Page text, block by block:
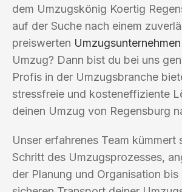
dem Umzugskönig Koertig
auf der Suche nach einem
preiswerten Umzugsunternehmen
Umzug? Dann bist du bei uns
Profis in der Umzugsbranche
stressfreie und kosteneffiziente
deinen Umzug von Regensburg
Unser erfahrenes Team kümmert
Schritt des Umzugsprozesses,
der Planung und Organisation bis